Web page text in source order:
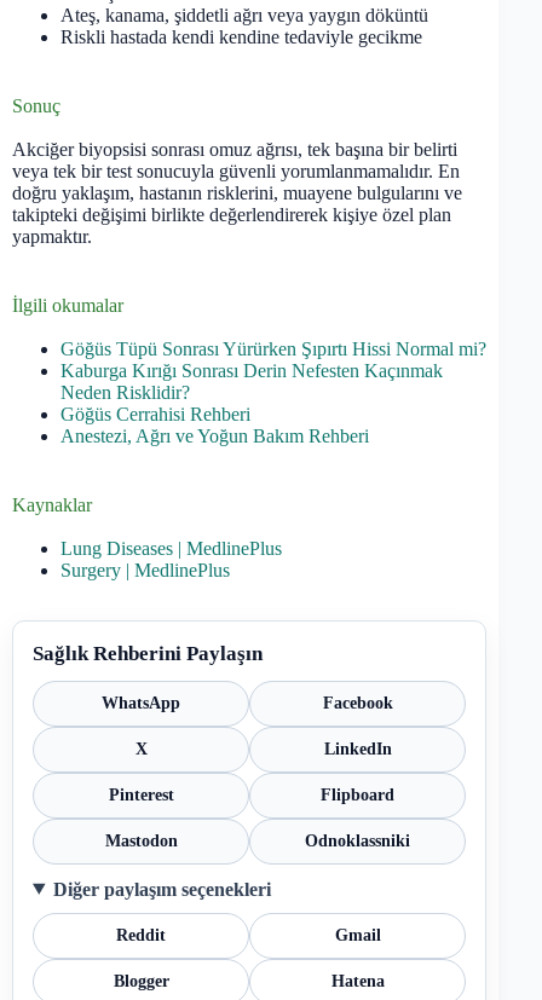
Ateş, kanama, şiddetli ağrı veya yaygın döküntü
Riskli hastada kendi kendine tedaviyle gecikme
Sonuç
Akciğer biyopsisi sonrası omuz ağrısı, tek başına bir belirti
veya tek bir test sonucuyla güvenli yorumlanmamalıdır. En
doğru yaklaşım, hastanın risklerini, muayene bulgularını ve
takipteki değişimi birlikte değerlendirerek kişiye özel plan
yapmaktır.
İlgili okumalar
Göğüs Tüpü Sonrası Yürürken Şıpırtı Hissi Normal mi?
Kaburga Kırığı Sonrası Derin Nefesten Kaçınmak
Neden Risklidir?
Göğüs Cerrahisi Rehberi
Anestezi, Ağrı ve Yoğun Bakım Rehberi
Kaynaklar
Lung Diseases | MedlinePlus
Surgery | MedlinePlus
Sağlık Rehberini Paylaşın
WhatsApp Facebook
X LinkedIn
Pinterest Flipboard
Mastodon Odnoklassniki
Diğer paylaşım seçenekleri
Reddit Gmail
Blogger Hatena